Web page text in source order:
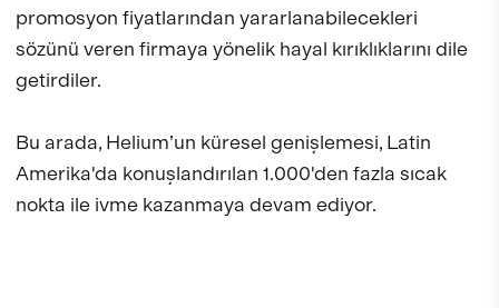
promosyon fiyatlarından yararlanabilecekleri
sözünü veren firmaya yönelik hayal kırıklıklarını dile
getirdiler.
Bu arada, Helium’un küresel genişlemesi, Latin
Amerika'da konuşlandırılan 1.000'den fazla sıcak
nokta ile ivme kazanmaya devam ediyor.